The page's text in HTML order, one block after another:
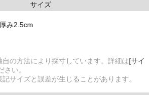
サイズ
み2.5cm
の方法により採寸しています。詳細は[サイ
さい。
サイズと誤差が生じることがあります。